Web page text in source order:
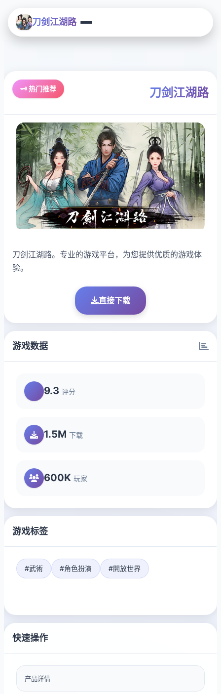
刀剑江湖路
🗝️ 热门推荐 刀剑江湖路
刀剑江湖路。专业的游戏平台，为您提供优质的游戏体
验。
直接下载
游戏数据
9.3 评分
1.5M 下载
600K 玩家
游戏标签
#武術 #角色扮演 #開放世界
快速操作
产品详情